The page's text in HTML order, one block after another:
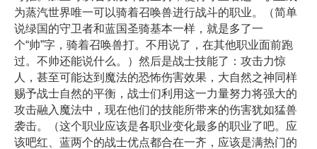
为蒸汽世界唯一可以骑着召唤兽进行战斗的职业。（简单
说绿国的守卫者和蓝国圣骑基本一样，就是多了一
个“帅”字，骑着召唤兽打。不用说了，在其他职业面前跑
过。不帅还能说什么。）然后是战士技能了：攻击力惊
人，甚至可能达到魔法的恐怖伤害效果，大自然之神同样
赐予战士自然的平衡，战士们利用这一力量努力将强大的
攻击融入魔法中，现在他们的技能所带来的伤害犹如猛兽
袭击。（这个职业应该是各职业变化最多的职业了吧。应
该吧红、蓝两个的战士优点都合在一齐，应该是满热门的